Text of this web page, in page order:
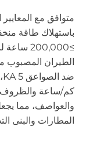
كم/ساعة والظروف
والعواصف، مما
المطارات والبنى